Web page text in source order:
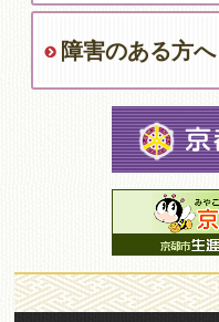
障害のある方へ